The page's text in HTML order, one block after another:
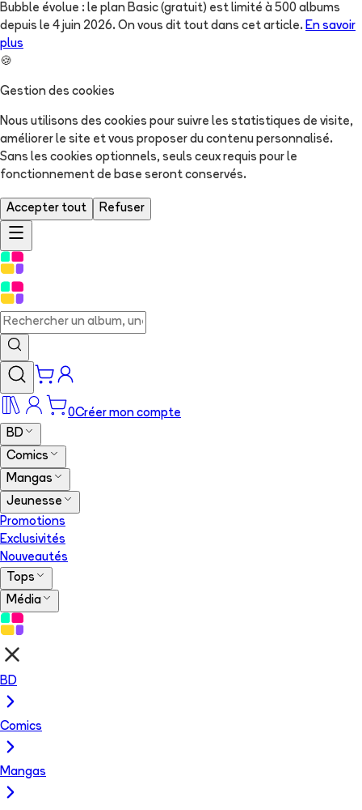
Bubble évolue : le plan Basic (gratuit) est limité à 500 albums
depuis le 4 juin 2026. On vous dit tout dans cet article. En savoir
plus
🍪
Gestion des cookies
Nous utilisons des cookies pour suivre les statistiques de visite,
améliorer le site et vous proposer du contenu personnalisé.
Sans les cookies optionnels, seuls ceux requis pour le
fonctionnement de base seront conservés.
Accepter tout Refuser
0Créer mon compte
BD
Comics
Mangas
Jeunesse
Promotions
Exclusivités
Nouveautés
Tops
Média
BD
Comics
Mangas